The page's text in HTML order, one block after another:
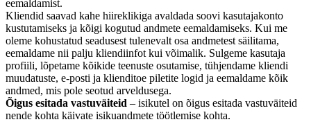
eemaldamist.
Kliendid saavad kahe hiireklikiga avaldada soovi kasutajakonto
kustutamiseks ja kõigi kogutud andmete eemaldamiseks. Kui me
oleme kohustatud seadusest tulenevalt osa andmetest säilitama,
eemaldame nii palju kliendiinfot kui võimalik. Sulgeme kasutaja
profiili, lõpetame kõikide teenuste osutamise, tühjendame kliendi
muudatuste, e-posti ja klienditoe piletite logid ja eemaldame kõik
andmed, mis pole seotud arveldusega.
Õigus esitada vastuväiteid – isikutel on õigus esitada vastuväiteid
nende kohta käivate isikuandmete töötlemise kohta.